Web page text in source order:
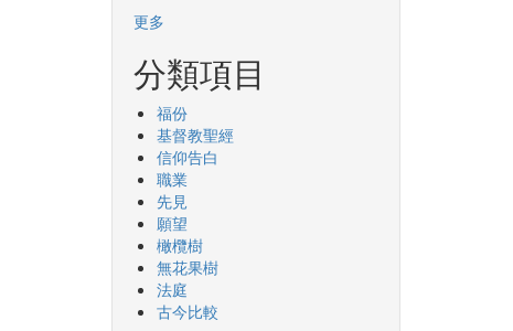
更多
分類項目
福份
基督教聖經
信仰告白
職業
先見
願望
橄欖樹
無花果樹
法庭
古今比較